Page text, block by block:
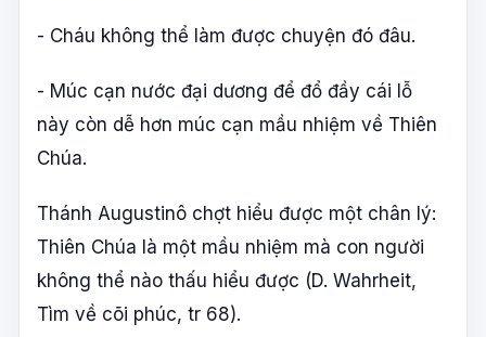
- Cháu không thể làm được chuyện đó đâu.
- Múc cạn nước đại dương để đổ đầy cái lỗ
này còn dễ hơn múc cạn mầu nhiệm về Thiên
Chúa.
Thánh Augustinô chợt hiểu được một chân lý:
Thiên Chúa là một mầu nhiệm mà con người
không thể nào thấu hiểu được (D. Wahrheit,
Tìm về cõi phúc, tr 68).